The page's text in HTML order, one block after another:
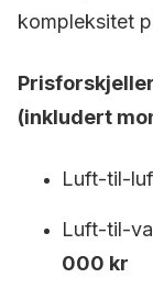
kompleksitet
(inkludert
Luft-til-
Luft-til-
000 kr